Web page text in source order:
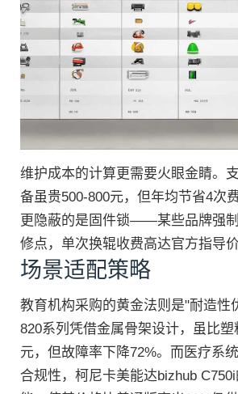
维护成本的计算更需要火眼金睛。
备虽贵500-800元，但年均节省4次
更隐蔽的是固件锁——某些品牌强
修点，单次换辊收费高达官方指导价
场景适配策略
教育机构采购的黄金法则是"耐造性
820系列凭借金属骨架设计，虽比
元，但故障率下降72%。而医疗系
合规性，柯尼卡美能达bizhub